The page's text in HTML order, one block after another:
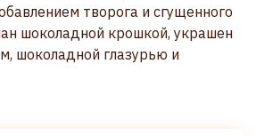
творога и сгущенного
шоколадной крошкой, украшен
шоколадной глазурью и